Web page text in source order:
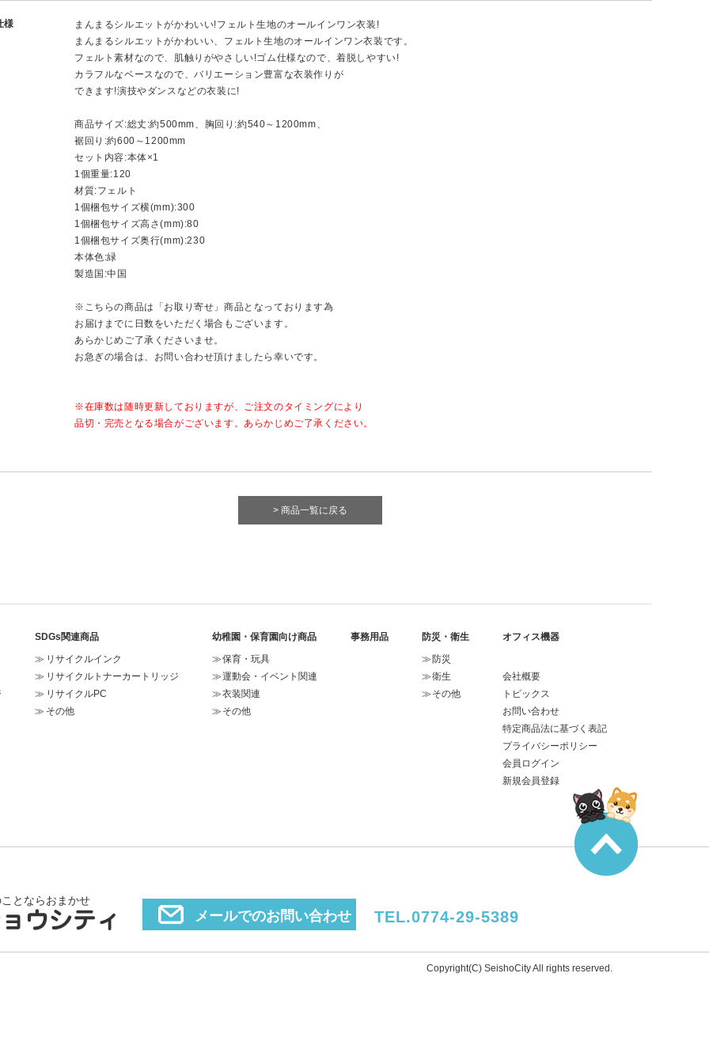
様
まんまるシルエットがかわいい!フェルト生地のオールインワン衣装!
まんまるシルエットがかわいい、フェルト生地のオールインワン衣装です。
フェルト素材なので、肌触りがやさしい!ゴム仕様なので、着脱しやすい!
カラフルなベースなので、バリエーション豊富な衣装作りが
できます!演技やダンスなどの衣装に!
商品サイズ:総丈:約500mm、胸回り:約540～1200mm、
裾回り:約600～1200mm
セット内容:本体×1
1個重量:120
材質:フェルト
1個梱包サイズ横(mm):300
1個梱包サイズ高さ(mm):80
1個梱包サイズ奥行(mm):230
本体色:緑
製造国:中国
※こちらの商品は「お取り寄せ」商品となっております為
お届けまでに日数をいただく場合もございます。
あらかじめご了承くださいませ。
お急ぎの場合は、お問い合わせ頂けましたら幸いです。
※在庫数は随時更新しておりますが、ご注文のタイミングにより
品切・完売となる場合がございます。あらかじめご了承ください。
> 商品一覧に戻る
SDGs関連商品
リサイクルインク
リサイクルトナーカートリッジ
リサイクルPC
その他
幼稚園・保育園向け商品
保育・玩具
運動会・イベント関連
衣装関連
その他
事務用品
防災・衛生
防災
衛生
その他
オフィス機器
会社概要
トピックス
お問い合わせ
特定商品法に基づく表記
プライバシーポリシー
会員ログイン
新規会員登録
とならおまかせ
メールでのお問い合わせ TEL.0774-29-5389
Copyright(C) SeishoCity All rights reserved.